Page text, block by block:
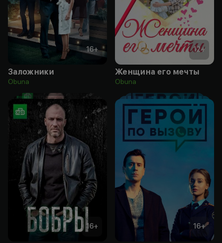
16+
Заложники
Obuna
12+
Женщина его мечты
Obuna
16+ 16+